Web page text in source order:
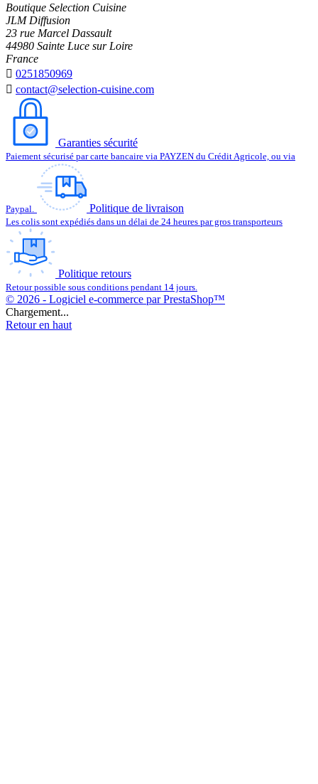
Boutique Selection Cuisine
JLM Diffusion
23 rue Marcel Dassault
44980 Sainte Luce sur Loire
France
 0251850969
 contact@selection-cuisine.com
Garanties sécurité
Paiement sécurisé par carte bancaire via PAYZEN du Crédit Agricole, ou via
Paypal. Politique de livraison
Les colis sont expédiés dans un délai de 24 heures par gros transporteurs
Politique retours
Retour possible sous conditions pendant 14 jours.
© 2026 - Logiciel e-commerce par PrestaShop™
Chargement...
Retour en haut